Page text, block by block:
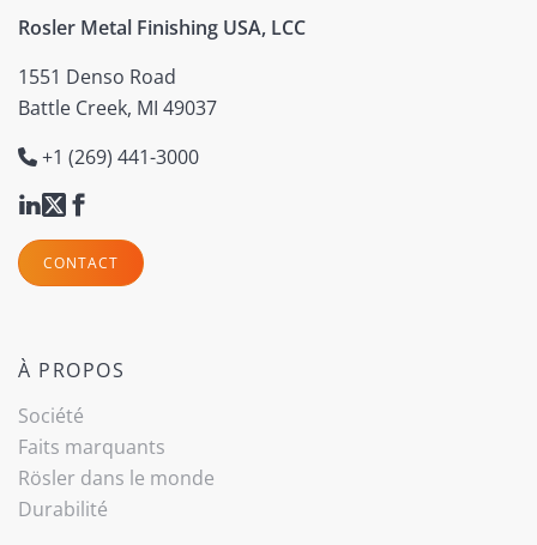
Rosler Metal Finishing USA, LCC
1551 Denso Road
Battle Creek, MI 49037
+1 (269) 441-3000
CONTACT
À PROPOS
Société
Faits marquants
Rösler dans le monde
Durabilité